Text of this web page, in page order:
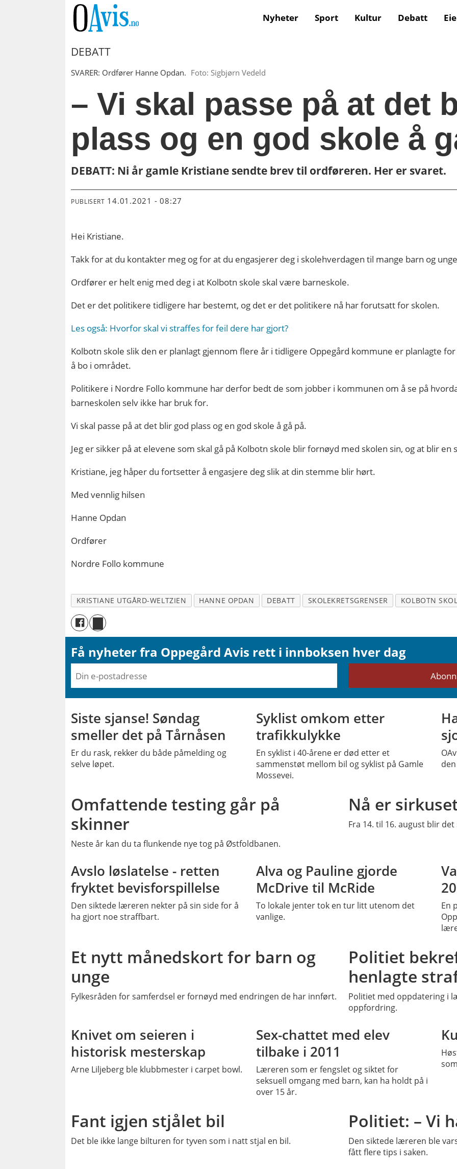
Nyheter Sport Kultur Debatt
DEBATT
SVARER: Ordfører Hanne Opdan. Foto: Sigbjørn Vedeld
– Vi skal passe på at det
plass og en god skole å
DEBATT: Ni år gamle Kristiane sendte brev til ordføreren. Her er svaret.
PUBLISERT 14.01.2021 - 08:27
Hei Kristiane.
Takk for at du kontakter meg og for at du engasjerer deg i skolehverdagen til mange barn og
Ordfører er helt enig med deg i at Kolbotn skole skal være barneskole.
Det er det politikere tidligere har bestemt, og det er det politikere nå har forutsatt for skolen.
Les også: Hvorfor skal vi straffes for feil dere har gjort?
Kolbotn skole slik den er planlagt gjennom flere år i tidligere Oppegård kommune er planlagte
å bo i området.
Politikere i Nordre Follo kommune har derfor bedt de som jobber i kommunen om å se på
barneskolen selv ikke har bruk for.
Vi skal passe på at det blir god plass og en god skole å gå på.
Jeg er sikker på at elevene som skal gå på Kolbotn skole blir fornøyd med skolen sin, og at blir
Kristiane, jeg håper du fortsetter å engasjere deg slik at din stemme blir hørt.
Med vennlig hilsen
Hanne Opdan
Ordfører
Nordre Follo kommune
KRISTIANE UTGÅRD-WELTZIEN HANNE OPDAN DEBATT SKOLEKRETSGRENSER KOLBOTN
Få nyheter fra Oppegård Avis rett i innboksen hver dag
Siste sjanse! Søndag
smeller det på Tårnåsen
Er du rask, rekker du både påmelding og
selve løpet.
PLUSS
Syklist omkom etter
trafikkulykke
En syklist i 40-årene er død etter et
sammenstøt mellom bil og syklist på Gamle
Mossevei.
Omfattende testing går på
skinner
Neste år kan du ta flunkende nye tog på Østfoldbanen.
Nå er
Fra 14. til 16. august blir
PLUSS
Avslo løslatelse - retten
fryktet bevisforspillelse
Den siktede læreren nekter på sin side for å
ha gjort noe straffbart.
Alva og Pauline gjorde
McDrive til McRide
To lokale jenter tok en tur litt utenom det
vanlige.
En
Et nytt månedskort for barn og
unge
Fylkesråden for samferdsel er fornøyd med endringen de har innført.
Politiet
henlagte
Politiet med oppdatering i
oppfordring.
Knivet om seieren i
historisk mesterskap
Arne Liljeberg ble klubbmester i carpet bowl.
Sex-chattet med elev
tilbake i 2011
Læreren som er fengslet og siktet for
seksuell omgang med barn, kan ha holdt på i
over 15 år.
Fant igjen stjålet bil
Det ble ikke lange bilturen for tyven som i natt stjal en bil.
Politiet: – Vi
Den siktede læreren ble
fått flere tips i saken.
PLUSS